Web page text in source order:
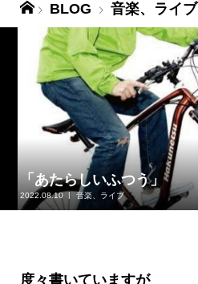
BLOG 音楽、ライブ
「あたらしいふつう」
2022.08.10 音楽、ライブ
度々書いていますが